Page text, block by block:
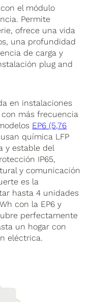
el módulo
Permite
ofrece una vida
una profundidad
de carga y
plug and
en instalaciones
más frecuencia
EP6 (5,76
química LFP
y estable del
IP65,
y comunicación
es la
hasta 4 unidades
con la EP6 y
perfectamente
un hogar con
eléctrica.